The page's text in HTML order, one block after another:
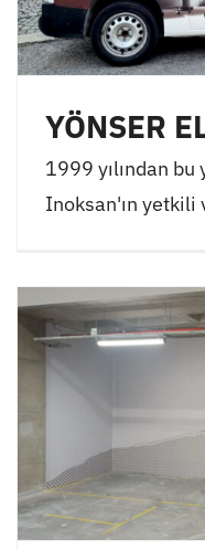
YÖNSER
1999 yılından bu
Inoksan'ın yetkili